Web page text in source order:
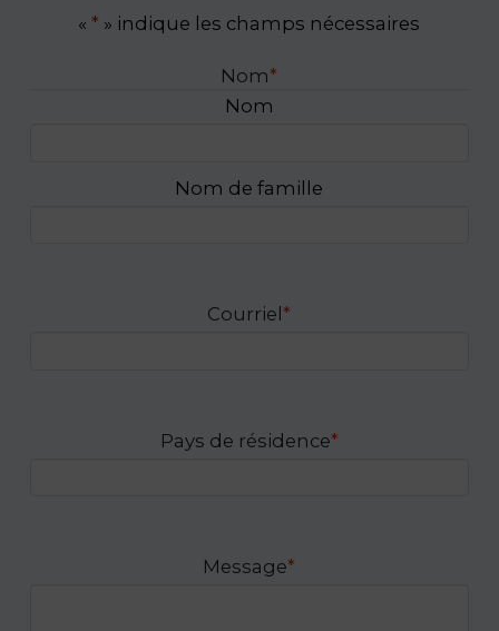
«* » indique les champs nécessaires
Nom*
Nom
Nom de famille
Courriel*
Pays de résidence*
Message*